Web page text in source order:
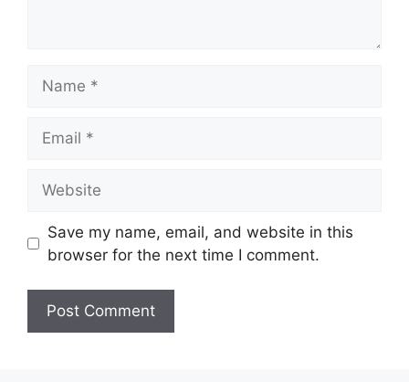
Save my name, email, and website in this
browser for the next time I comment.